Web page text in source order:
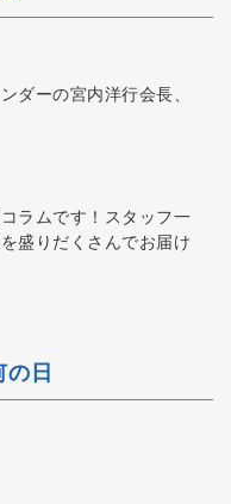
ダーの宮内洋行会長、
ラムです！スタッフ一
盛りだくさんでお届け
日